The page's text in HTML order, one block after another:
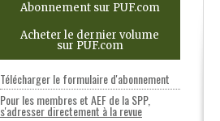
Abonnement sur PUF.com
Acheter le dernier volume
sur PUF.com
Télécharger le formulaire d'abonnement
Pour les membres et AEF de la SPP,
s'adresser directement à la revue